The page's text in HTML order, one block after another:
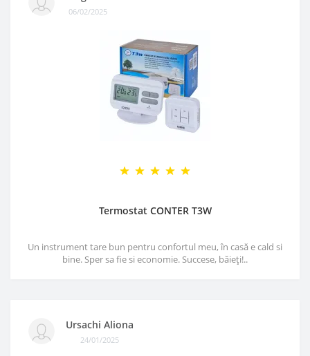
06/02/2025
Termostat CONTER T3W
Un instrument tare bun pentru confortul meu, în casă e cald si
bine. Sper sa fie si economie. Succese, băieți!..
Ursachi Aliona
24/01/2025